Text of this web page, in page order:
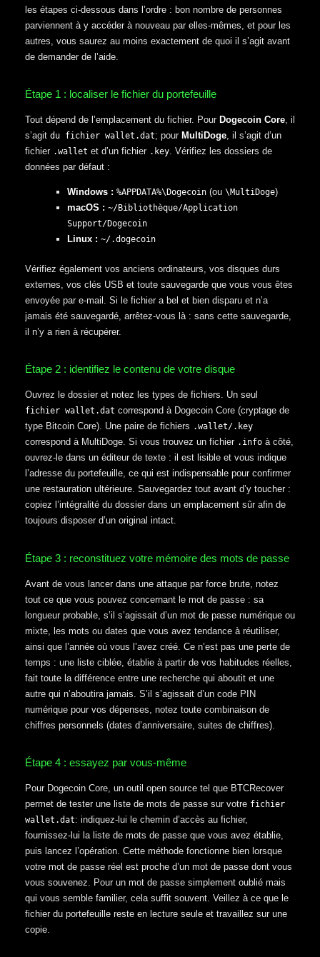
les étapes ci-dessous dans l’ordre : bon nombre de personnes
parviennent à y accéder à nouveau par elles-mêmes, et pour les
autres, vous saurez au moins exactement de quoi il s’agit avant
de demander de l’aide.
Étape 1 : localiser le fichier du portefeuille
Tout dépend de l’emplacement du fichier. Pour Dogecoin Core, il
s’agit du fichier wallet.dat; pour MultiDoge, il s’agit d’un
fichier .wallet et d’un fichier .key. Vérifiez les dossiers de
données par défaut :
Windows : %APPDATA%\Dogecoin(ou \MultiDoge)
macOS : ~/Bibliothèque/Application
Support/Dogecoin
Linux : ~/.dogecoin
Vérifiez également vos anciens ordinateurs, vos disques durs
externes, vos clés USB et toute sauvegarde que vous vous êtes
envoyée par e-mail. Si le fichier a bel et bien disparu et n’a
jamais été sauvegardé, arrêtez-vous là : sans cette sauvegarde,
il n’y a rien à récupérer.
Étape 2 : identifiez le contenu de votre disque
Ouvrez le dossier et notez les types de fichiers. Un seul
fichier wallet.dat correspond à Dogecoin Core (cryptage de
type Bitcoin Core). Une paire de fichiers .wallet/.key
correspond à MultiDoge. Si vous trouvez un fichier .info à côté,
ouvrez-le dans un éditeur de texte : il est lisible et vous indique
l’adresse du portefeuille, ce qui est indispensable pour confirmer
une restauration ultérieure. Sauvegardez tout avant d’y toucher :
copiez l’intégralité du dossier dans un emplacement sûr afin de
toujours disposer d’un original intact.
Étape 3 : reconstituez votre mémoire des mots de passe
Avant de vous lancer dans une attaque par force brute, notez
tout ce que vous pouvez concernant le mot de passe : sa
longueur probable, s’il s’agissait d’un mot de passe numérique ou
mixte, les mots ou dates que vous avez tendance à réutiliser,
ainsi que l’année où vous l’avez créé. Ce n’est pas une perte de
temps : une liste ciblée, établie à partir de vos habitudes réelles,
fait toute la différence entre une recherche qui aboutit et une
autre qui n’aboutira jamais. S’il s’agissait d’un code PIN
numérique pour vos dépenses, notez toute combinaison de
chiffres personnels (dates d’anniversaire, suites de chiffres).
Étape 4 : essayez par vous-même
Pour Dogecoin Core, un outil open source tel que BTCRecover
permet de tester une liste de mots de passe sur votre fichier
wallet.dat: indiquez-lui le chemin d’accès au fichier,
fournissez-lui la liste de mots de passe que vous avez établie,
puis lancez l’opération. Cette méthode fonctionne bien lorsque
votre mot de passe réel est proche d’un mot de passe dont vous
vous souvenez. Pour un mot de passe simplement oublié mais
qui vous semble familier, cela suffit souvent. Veillez à ce que le
fichier du portefeuille reste en lecture seule et travaillez sur une
copie.